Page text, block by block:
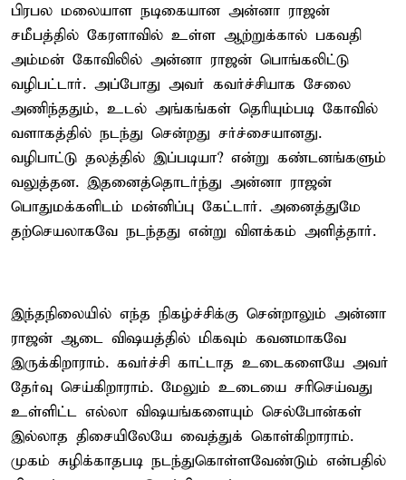
பிரபல மலையாள நடிகையான அன்னா ராஜன்
சமீபத்தில் கேரளாவில் உள்ள ஆற்றுக்கால் பகவதி
அம்மன் கோவிலில் அன்னா ராஜன் பொங்கலிட்டு
வழிபட்டார். அப்போது அவர் கவர்ச்சியாக சேலை
அணிந்ததும், உடல் அங்கங்கள் தெரியும்படி கோவில்
வளாகத்தில் நடந்து சென்றது சர்ச்சையானது.
வழிபாட்டு தலத்தில் இப்படியா? என்று கண்டனங்களும்
வலுத்தன. இதனைத்தொடர்ந்து அன்னா ராஜன்
பொதுமக்களிடம் மன்னிப்பு கேட்டார். அனைத்துமே
தற்செயலாகவே நடந்தது என்று விளக்கம் அளித்தார்.
இந்தநிலையில் எந்த நிகழ்ச்சிக்கு சென்றாலும் அன்னா
ராஜன் ஆடை விஷயத்தில் மிகவும் கவனமாகவே
இருக்கிறாராம். கவர்ச்சி காட்டாத உடைகளையே அவர்
தேர்வு செய்கிறாராம். மேலும் உடையை சரிசெய்வது
உள்ளிட்ட எல்லா விஷயங்களையும் செல்போன்கள்
இல்லாத திசையிலேயே வைத்துக் கொள்கிறாராம்.
முகம் சுழிக்காதபடி நடந்துகொள்ளவேண்டும் என்பதில்